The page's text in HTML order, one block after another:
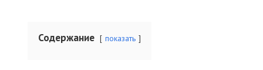
Содержание показать